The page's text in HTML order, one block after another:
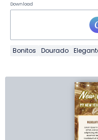
Download
Bonitos Dourado